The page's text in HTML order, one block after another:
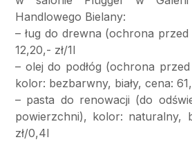
Handlowego Bielany:
– ług do drewna (ochrona przed
12,20,- zł/1l
– olej do podłóg (ochrona
kolor: bezbarwny, biały, cena:
– pasta do renowacji (do
powierzchni), kolor: naturalny,
zł/0,4l